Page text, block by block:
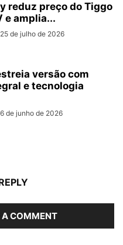
reduz preço do Tiggo
e amplia...
25 de julho de 2026
versão com
e tecnologia
6 de junho de 2026
A COMMENT